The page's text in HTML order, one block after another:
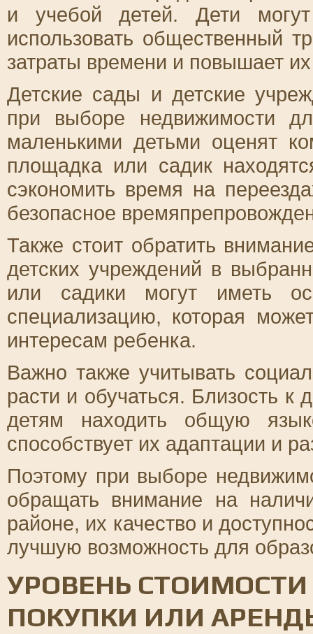
и учебой детей. Дети
использовать общественный
затраты времени и повышает
Детские сады и детские
при выборе недвижимости
маленькими детьми оценят
площадка или садик
сэкономить время на
безопасное
Также стоит обратить
детских учреждений в
или садики могут иметь
специализацию, которая
интересам ребенка.
Важно также учитывать
расти и обучаться. Близость
детям находить общую
способствует их адаптации и
Поэтому при выборе
обращать внимание на
районе, их качество и
лучшую возможность для
УРОВЕНЬ
ПОКУПКИ ИЛИ